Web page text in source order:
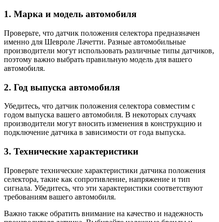
1. Марка и модель автомобиля
Проверьте, что датчик положения селектора предназначен
именно для Шевроле Лачетти. Разные автомобильные
производители могут использовать различные типы датчиков,
поэтому важно выбрать правильную модель для вашего
автомобиля.
2. Год выпуска автомобиля
Убедитесь, что датчик положения селектора совместим с
годом выпуска вашего автомобиля. В некоторых случаях
производители могут вносить изменения в конструкцию и
подключение датчика в зависимости от года выпуска.
3. Технические характеристики
Проверьте технические характеристики датчика положения
селектора, такие как сопротивление, напряжение и тип
сигнала. Убедитесь, что эти характеристики соответствуют
требованиям вашего автомобиля.
Важно также обратить внимание на качество и надежность